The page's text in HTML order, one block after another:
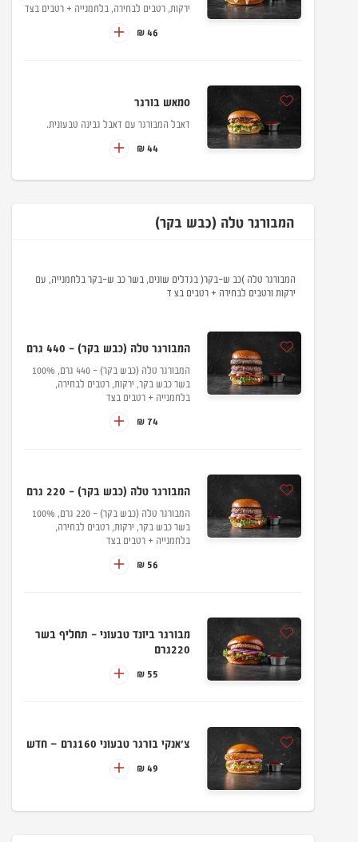
ירקות, רטבים לבחירה, בלחמנייה + רטבים בצד
46 ₪
סמאש בורגר
דאבל המבורגר עם דאבל גבינה טבעונית.
44 ₪
המבורגר טלה (כבש בקר)
המבורגר טלה )כב ש-בקר( בגדלים שונים, בשר כב ש-בקר בלחמנייה, עם
ירקות ורטבים לבחירה + רטבים בצ ד
המבורגר טלה (כבש בקר) - 440 גרם
המבורגר טלה (כבש בקר) - 440 גרם, 100%
בשר כבש בקר, ירקות, רטבים לבחירה,
בלחמנייה + רטבים בצד
74 ₪
המבורגר טלה (כבש בקר) - 220 גרם
המבורגר טלה (כבש בקר) - 220 גרם, 100%
בשר כבש בקר, ירקות, רטבים לבחירה,
בלחמנייה + רטבים בצד
56 ₪
מבורגר ביונד טבעוני - תחליף בשר
220גרם
55 ₪
צ'אנקי בורגר טבעוני 160גרם – חדש
49 ₪